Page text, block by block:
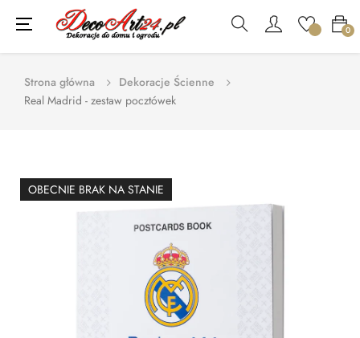
0
Toggle
navigation
☰
Strona główna
Dekoracje Ścienne
Real Madrid - zestaw pocztówek
OBECNIE BRAK NA STANIE